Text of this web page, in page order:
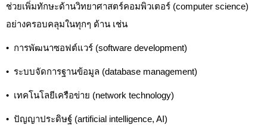
ช่วยเพิ่มทักษะด้านวิทยาศาสตร์คอมพิวเตอร์ (computer science)
อย่างครอบคลุมในทุกๆ ด้าน เช่น
• การพัฒนาซอฟต์แวร์ (software development)
• ระบบจัดการฐานข้อมูล (database management)
• เทคโนโลยีเครือข่าย (network technology)
• ปัญญาประดิษฐ์ (artificial intelligence, AI)